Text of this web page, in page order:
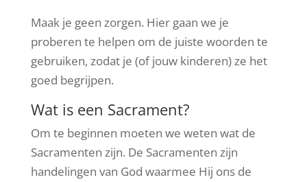
Maak je geen zorgen. Hier gaan we je
proberen te helpen om de juiste woorden te
gebruiken, zodat je (of jouw kinderen) ze het
goed begrijpen.
Wat is een Sacrament?
Om te beginnen moeten we weten wat de
Sacramenten zijn. De Sacramenten zijn
handelingen van God waarmee Hij ons de